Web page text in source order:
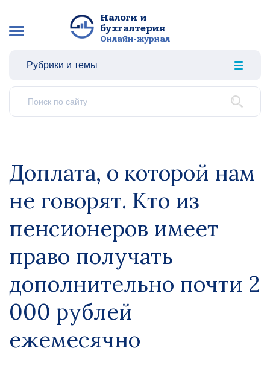
Налоги и
бухгалтерия
Онлайн-журнал
Рубрики и темы
Доплата, о которой нам
не говорят. Кто из
пенсионеров имеет
право получать
дополнительно почти 2
000 рублей
ежемесячно